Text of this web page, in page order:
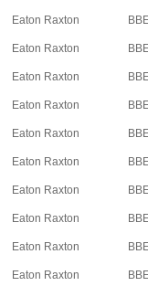
Eaton Raxton
Eaton Raxton
Eaton Raxton
Eaton Raxton
Eaton Raxton
Eaton Raxton
Eaton Raxton
Eaton Raxton
Eaton Raxton
Eaton Raxton